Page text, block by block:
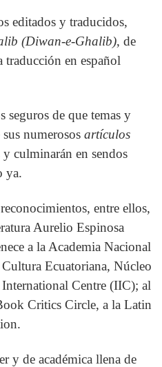
editados y traducidos,
(Diwan-e-Ghalib), de
en español
seguros de que temas y
numerosos artículos
y culminarán en sendos
ya.
entre ellos,
Aurelio Espinosa
a la Academia Nacional
Ecuatoriana, Núcleo
Centre (IIC); al
Critics Circle, a la Latin
y de académica llena de